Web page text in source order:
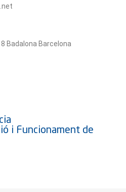
Badalona Barcelona
i Funcionament de